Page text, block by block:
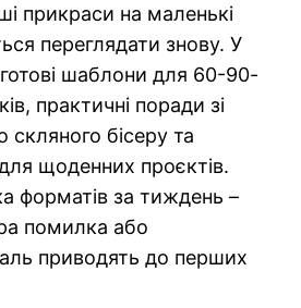
прикраси на маленькі
переглядати знову. У
готові шаблони для 60-90-
практичні поради зі
скляного бісеру та
для щоденних проєктів.
форматів за тиждень –
помилка або
приводять до перших